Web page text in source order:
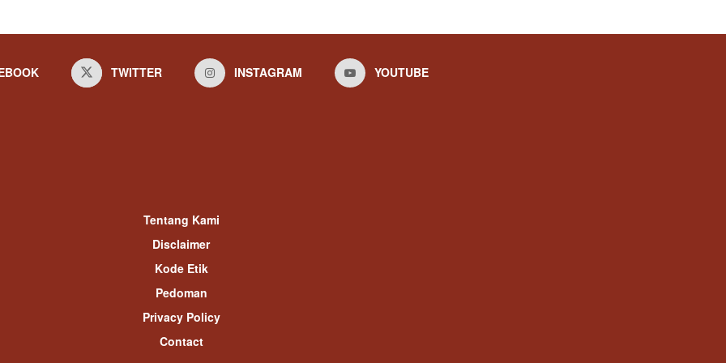
TWITTER INSTAGRAM YOUTUBE
Tentang Kami
Disclaimer
Kode Etik
Pedoman
Privacy Policy
Contact